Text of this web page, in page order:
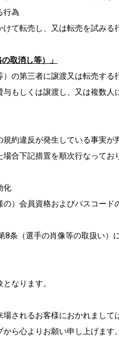
行為
て転売し、又は転売を試みる
取消し等）」
の第三者に譲渡又は転売する
もしくは譲渡し、又は複数人
約違反が発生している事実が
合下記措置を順次行なってお
化
）会員資格およびパスコード
条（選手の肖像等の取扱い）
なります。
されるお客様におかれまし
ら心よりお願い申し上げます。